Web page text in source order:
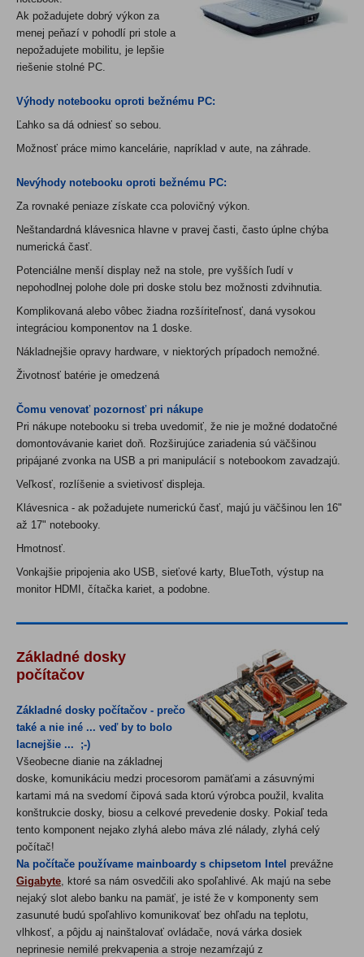
Ak požadujete dobrý výkon za
menej peňazí v pohodlí pri stole a
nepožadujete mobilitu, je lepšie
riešenie stolné PC.
Výhody notebooku oproti bežnému PC:
Ľahko sa dá odniesť so sebou.
Možnosť práce mimo kancelárie, napríklad v aute, na záhrade.
Nevýhody notebooku oproti bežnému PC:
Za rovnaké peniaze získate cca polovičný výkon.
Neštandardná klávesnica hlavne v pravej časti, často úplne chýba
numerická časť.
Potenciálne menší display než na stole, pre vyšších ľudí v
nepohodlnej polohe dole pri doske stolu bez možnosti zdvihnutia.
Komplikovaná alebo vôbec žiadna rozšíriteľnosť, daná vysokou
integráciou komponentov na 1 doske.
Nákladnejšie opravy hardware, v niektorých prípadoch nemožné.
Životnosť batérie je omedzená
Čomu venovať pozornosť pri nákupe
Pri nákupe notebooku si treba uvedomiť, že nie je možné dodatočné
domontovávanie kariet doň. Rozširujúce zariadenia sú väčšinou
pripájané zvonka na USB a pri manipulácií s notebookom zavadzajú.
Veľkosť, rozlíšenie a svietivosť displeja.
Klávesnica - ak požadujete numerickú časť, majú ju väčšinou len 16"
až 17" notebooky.
Hmotnosť.
Vonkajšie pripojenia ako USB, sieťové karty, BlueToth, výstup na
monitor HDMI , čítačka kariet, a podobne.
Základné dosky
počítačov
Základné dosky počítačov - prečo
také a nie iné ... veď by to bolo
lacnejšie ... ;-)
Všeobecne dianie na základnej
doske, komunikáciu medzi procesorom pamäťami a zásuvnými
kartami má na svedomí čipová sada ktorú výrobca použil, kvalita
konštrukcie dosky, biosu a celkové prevedenie dosky. Pokiaľ teda
tento komponent nejako zlyhá alebo máva zlé nálady, zlyhá celý
počítač!
Na počítače používame mainboardy s chipsetom Intel prevážne
Gigabyte, ktoré sa nám osvedčili ako spoľahlivé. Ak majú na sebe
nejaký slot alebo banku na pamäť, je isté že v komponenty sem
zasunuté budú spoľahlivo komunikovať bez ohľadu na teplotu,
vlhkosť, a pôjdu aj nainštalovať ovládače, nová várka dosiek
neprinesie nemilé prekvapenia a stroje nezamŕzajú z